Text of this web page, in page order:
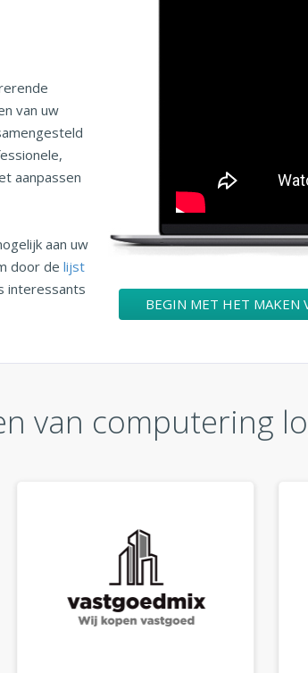
van uw
aanpassen
aan uw
door de lijst
interessants
BEGIN MET HET MAKEN
van computering